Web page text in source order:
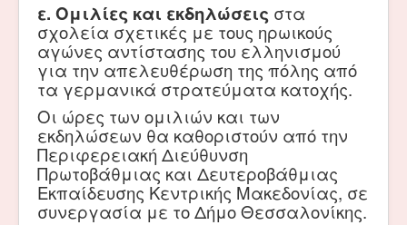
ε. Ομιλίες και εκδηλώσεις στα
σχολεία σχετικές με τους ηρωικούς
αγώνες αντίστασης του ελληνισμού
για την απελευθέρωση της πόλης από
τα γερμανικά στρατεύματα κατοχής.
Οι ώρες των ομιλιών και των
εκδηλώσεων θα καθοριστούν από την
Περιφερειακή Διεύθυνση
Πρωτοβάθμιας και Δευτεροβάθμιας
Εκπαίδευσης Κεντρικής Μακεδονίας, σε
συνεργασία με το Δήμο Θεσσαλονίκης.